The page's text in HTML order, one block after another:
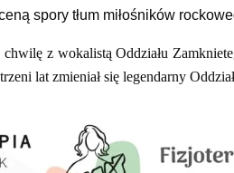
spory tłum miłośników
z wokalistą Oddziału
lat zmieniał się legendarny